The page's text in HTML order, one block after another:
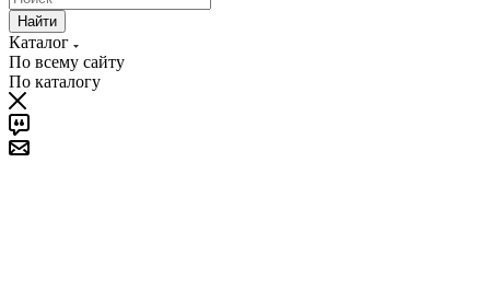
Найти
Каталог
По всему сайту
По каталогу